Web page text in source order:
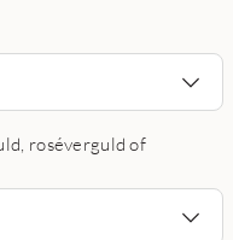
roséverguld of